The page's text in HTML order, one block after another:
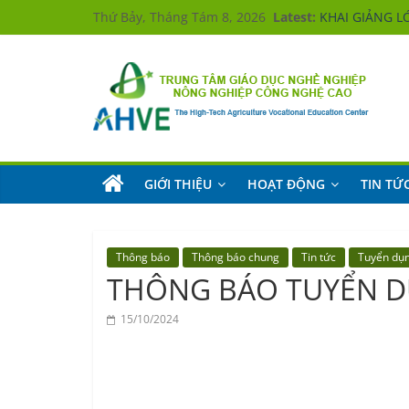
to
Thứ Bảy, Tháng Tám 8, 2026 Latest: KHAI GIẢNG
Hưởng ứng
KHAI GIẢNG
KHAI GIẢNG
Trung
tâm
Giáo
nghề
nghiệp
Nông
nghệ
cao
The
Tech
GIỚI THIỆU HOẠT ĐỘNG TIN
Thông báo Thông báo chung Tin tức Tuyển
THÔNG BÁO TUYỂN
15/10/2024